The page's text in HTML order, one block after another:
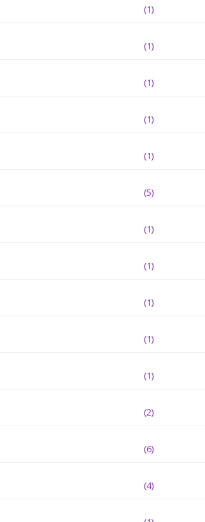
(1)
(1)
(1)
(1)
(1)
(5)
(1)
(1)
(1)
(1)
(1)
(2)
(6)
(4)